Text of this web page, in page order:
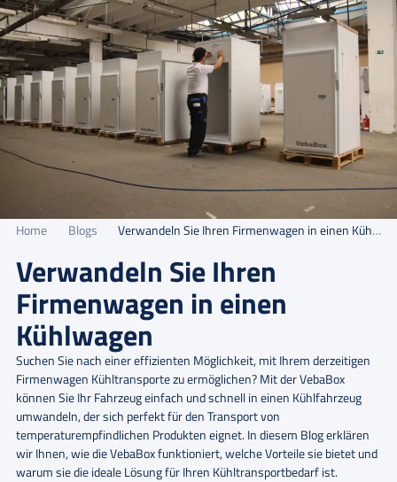
Home Blogs Verwandeln Sie Ihren Firmenwagen in einen Kühlwagen
Verwandeln Sie Ihren
Firmenwagen in einen
Kühlwagen
Suchen Sie nach einer effizienten Möglichkeit, mit Ihrem derzeitigen
Firmenwagen Kühltransporte zu ermöglichen? Mit der VebaBox
können Sie Ihr Fahrzeug einfach und schnell in einen Kühlfahrzeug
umwandeln, der sich perfekt für den Transport von
temperaturempfindlichen Produkten eignet. In diesem Blog erklären
wir Ihnen, wie die VebaBox funktioniert, welche Vorteile sie bietet und
warum sie die ideale Lösung für Ihren Kühltransportbedarf ist.